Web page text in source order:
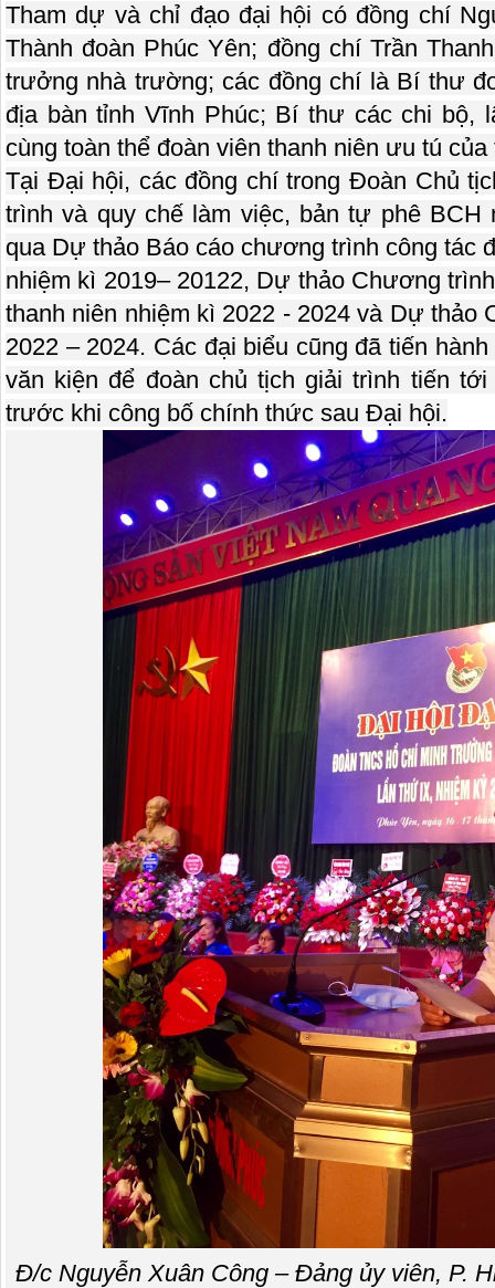
Tham dự và chỉ đạo đại hội có đồng chí
Thành đoàn Phúc Yên; đồng chí Trần
trưởng nhà trường; các đồng chí là Bí thư
địa bàn tỉnh Vĩnh Phúc; Bí thư các chi bộ,
cùng toàn thể đoàn viên thanh niên ưu tú
Tại Đại hội, các đồng chí trong Đoàn Chủ
trình và quy chế làm việc, bản tự phê BCH
qua Dự thảo Báo cáo chương trình công tác
nhiệm kì 2019– 20122, Dự thảo Chương
thanh niên nhiệm kì 2022 - 2024 và Dự thảo
2022 – 2024. Các đại biểu cũng đã tiến
văn kiện để đoàn chủ tịch giải trình tiến
trước khi công bố chính thức sau Đại hội.
Đ/c Nguyễn Xuân Công – Đảng ủy viên, P.